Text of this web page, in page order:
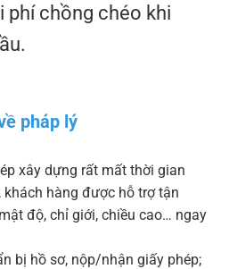
phí chồng chéo khi
pháp lý
xây dựng rất mất thời gian
hàng được hỗ trợ tận
độ, chỉ giới, chiều cao… ngay
bị hồ sơ, nộp/nhận giấy phép;